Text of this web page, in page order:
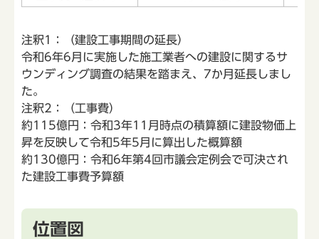
注釈1：（建設工事期間の延長）
令和6年6月に実施した施工業者への建設に関するサ
ウンディング調査の結果を踏まえ、7か月延長しまし
た。
注釈2：（工事費）
約115億円：令和3年11月時点の積算額に建設物価上
昇を反映して令和5年5月に算出した概算額
約130億円：令和6年第4回市議会定例会で可決され
た建設工事費予算額
位置図